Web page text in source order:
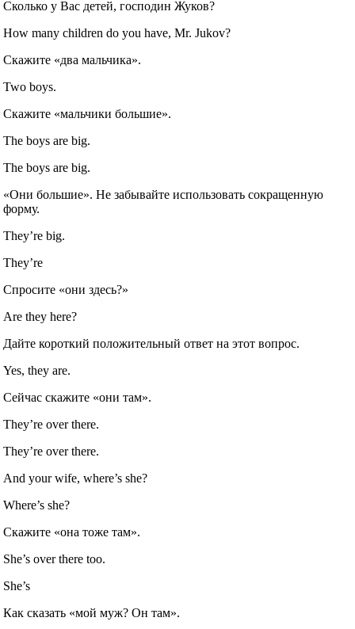
Сколько у Вас детей, господин Жуков?
How many children do you have, Mr. Jukov?
Скажите «два мальчика».
Two boys.
Скажите «мальчики большие».
The boys are big.
The boys are big.
«Они большие». Не забывайте использовать сокращенную
форму.
They’re big.
They’re
Спросите «они здесь?»
Are they here?
Дайте короткий положительный ответ на этот вопрос.
Yes, they are.
Сейчас скажите «они там».
They’re over there.
They’re over there.
And your wife, where’s she?
Where’s she?
Скажите «она тоже там».
She’s over there too.
She’s
Как сказать «мой муж? Он там».